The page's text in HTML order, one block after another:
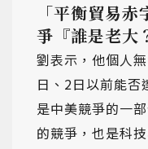
「平衡貿易
爭『誰是老大
劉表示，他個人
日、2日以前能否
是中美競爭的一
的競爭，也是科